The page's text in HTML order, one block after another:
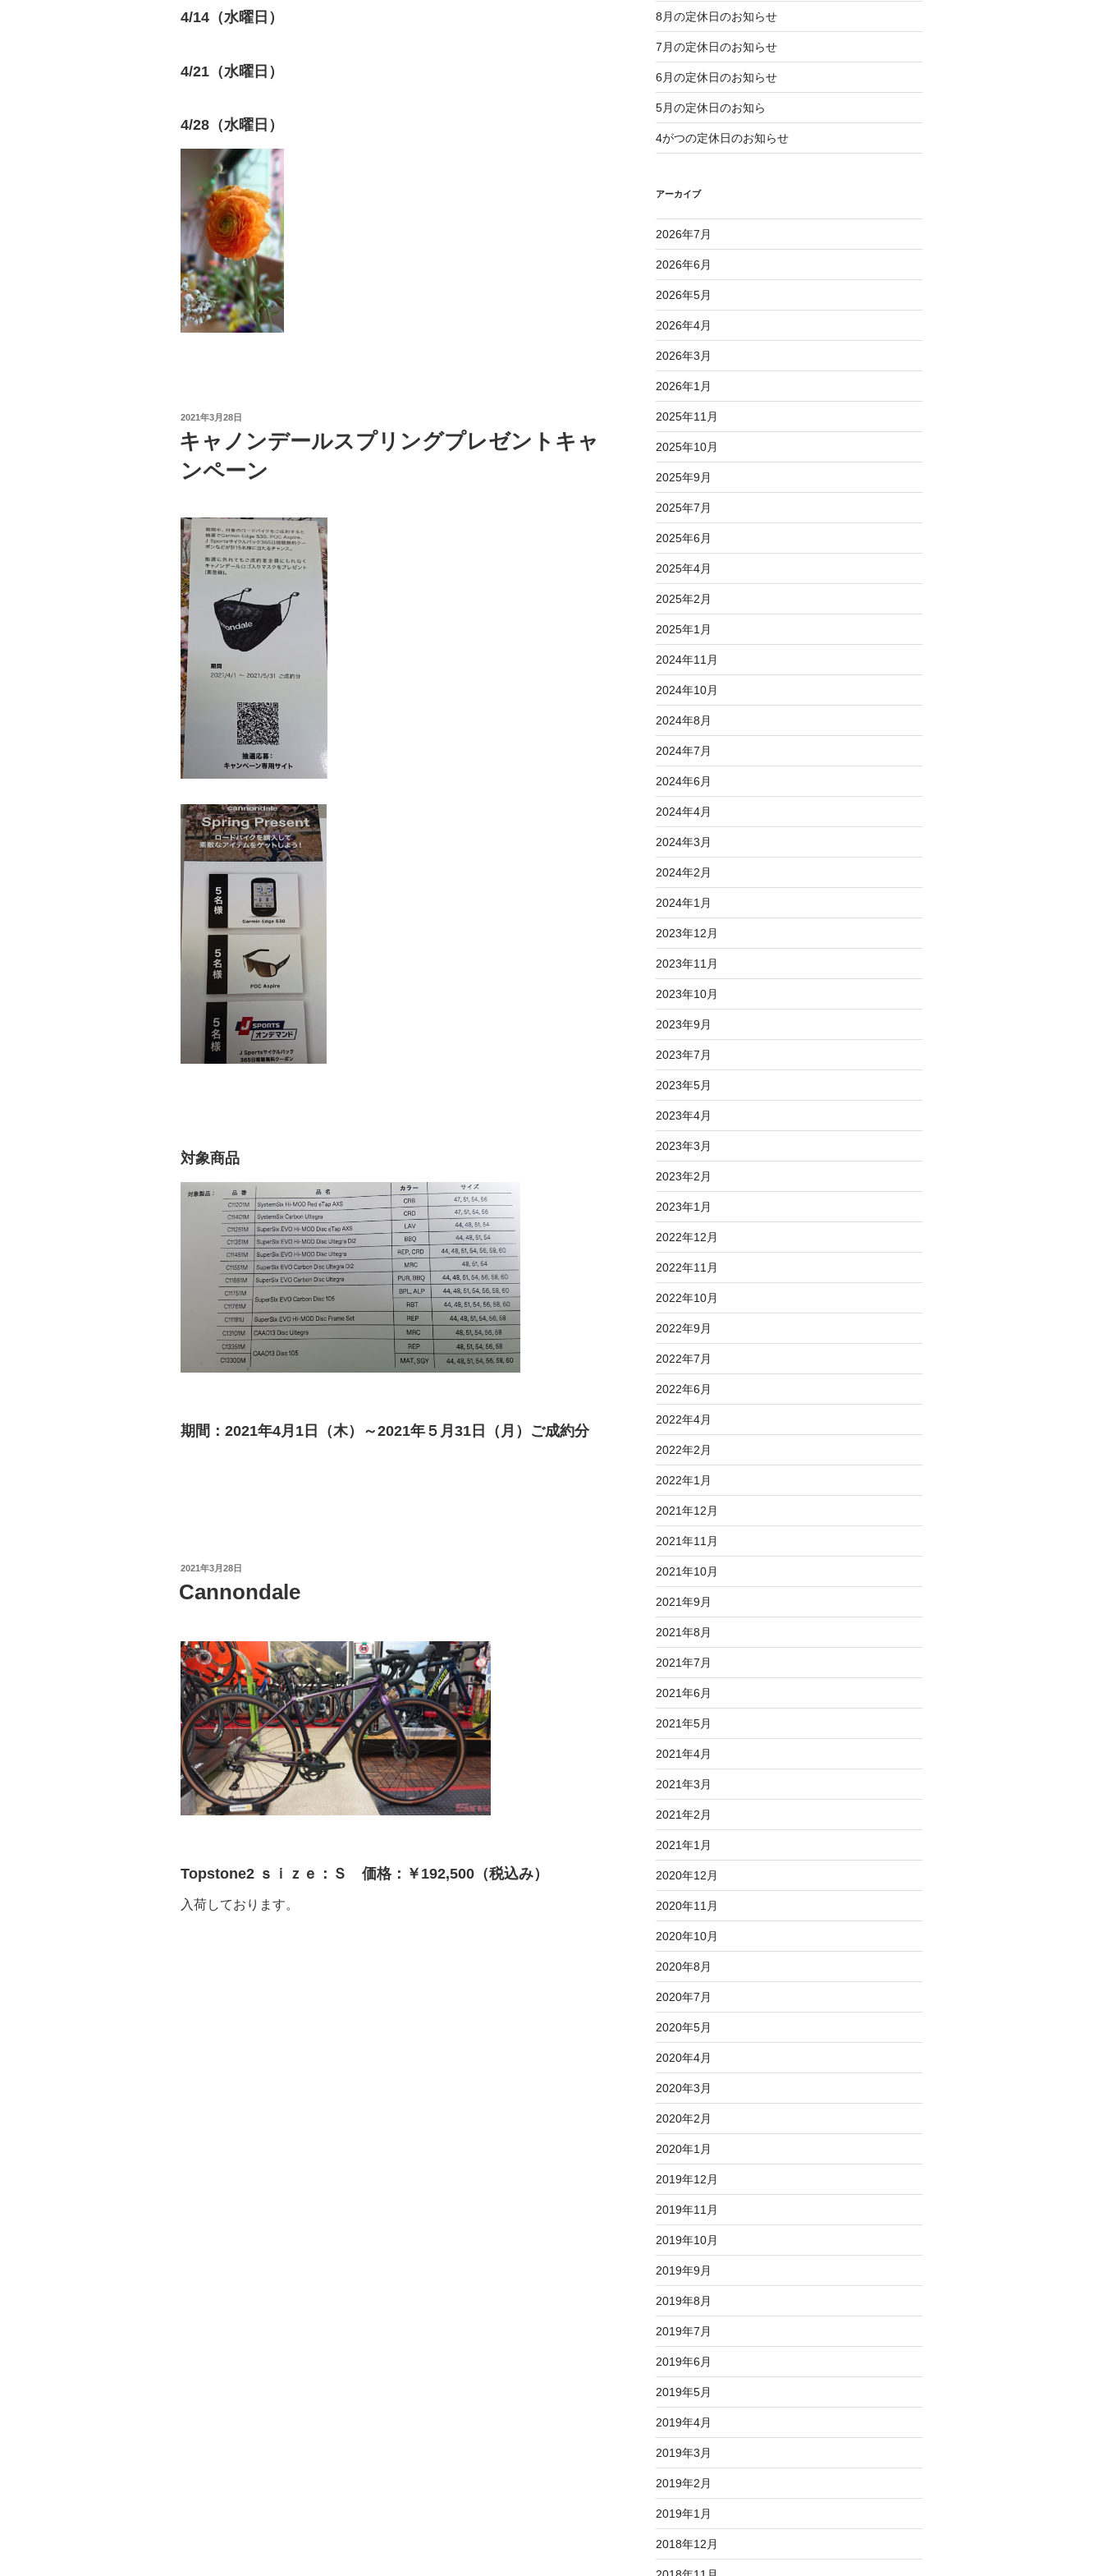
4/14（水曜日）
4/21（水曜日）
4/28（水曜日）
投
稿
日:
2021年3月28日
キャノンデールスプリングプレゼントキャ
ンペーン
対象商品
期間：2021年4月1日（木）～2021年５月31日（月）ご成約分
投
日:
2021年3月28日
Cannondale
Topstone2 ｓｉｚｅ：Ｓ 価格：￥192,500（税込み）
入荷しております。
8月の定休日のお知らせ
7月の定休日のお知らせ
6月の定休日のお知らせ
5月の定休日のお知ら
4がつの定休日のお知らせ
アーカイブ
2026年7月
2026年6月
2026年5月
2026年4月
2026年3月
2026年1月
2025年11月
2025年10月
2025年9月
2025年7月
2025年6月
2025年4月
2025年2月
2025年1月
2024年11月
2024年10月
2024年8月
2024年7月
2024年6月
2024年4月
2024年3月
2024年2月
2024年1月
2023年12月
2023年11月
2023年10月
2023年9月
2023年7月
2023年5月
2023年4月
2023年3月
2023年2月
2023年1月
2022年12月
2022年11月
2022年10月
2022年9月
2022年7月
2022年6月
2022年4月
2022年2月
2022年1月
2021年12月
2021年11月
2021年10月
2021年9月
2021年8月
2021年7月
2021年6月
2021年5月
2021年4月
2021年3月
2021年2月
2021年1月
2020年12月
2020年11月
2020年10月
2020年8月
2020年7月
2020年5月
2020年4月
2020年3月
2020年2月
2020年1月
2019年12月
2019年11月
2019年10月
2019年9月
2019年8月
2019年7月
2019年6月
2019年5月
2019年4月
2019年3月
2019年2月
2019年1月
2018年12月